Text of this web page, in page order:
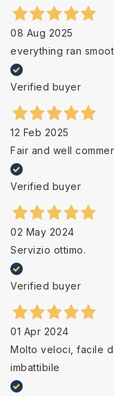
08 Aug 2025
everything ran
Verified buyer
12 Feb 2025
Fair and well
Verified buyer
02 May 2024
Servizio ottimo.
Verified buyer
01 Apr 2024
Molto veloci, facile
imbattibile